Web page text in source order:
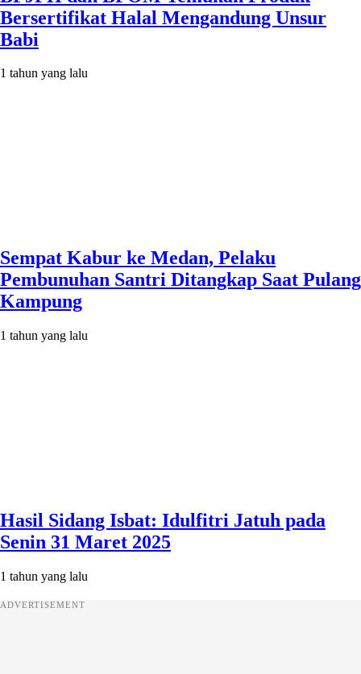
Bersertifikat Halal Mengandung Unsur
Babi
1 tahun yang lalu
Sempat Kabur ke Medan, Pelaku
Pembunuhan Santri Ditangkap Saat Pulang
Kampung
1 tahun yang lalu
Hasil Sidang Isbat: Idulfitri Jatuh pada
Senin 31 Maret 2025
1 tahun yang lalu
ADVERTISEMENT